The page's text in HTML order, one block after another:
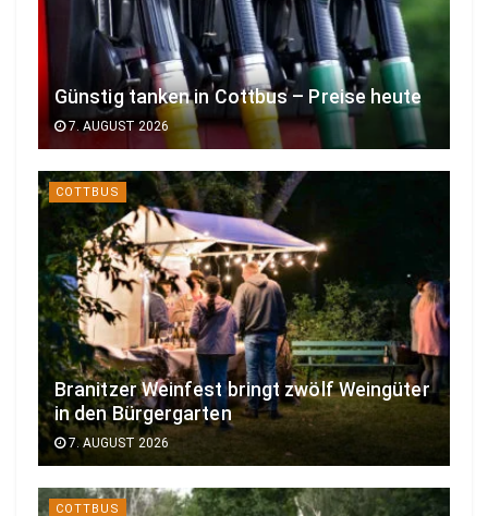
Günstig tanken in Cottbus – Preise heute
7. AUGUST 2026
COTTBUS
Branitzer Weinfest bringt zwölf Weingüter
in den Bürgergarten
7. AUGUST 2026
COTTBUS